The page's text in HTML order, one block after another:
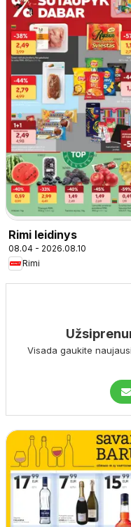
Rimi leidinys
08.04 - 2026.08.10
Rimi
Visada gaukite